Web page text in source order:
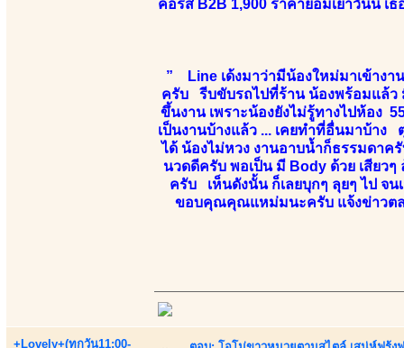
คอร์ส B2B 1,900 ราคาย่อมเยาวันนี้
” Line เด้งมาว่ามีน้องใหม่มาเข้างา
ครับ รีบขับรถไปที่ร้าน น้องพร้อมแล้ว
ขึ้นงาน เพราะน้องยังไม่รู้ทางไปห้อง
เป็นงานบ้างแล้ว ... เคยทำที่อื่นมาบ้า
ได้ น้องไม่หวง งานอาบน้ำก็ธรรมดาค
นวดดีครับ พอเป็น มี Body ด้วย เสียว
ครับ เห็นดังนั้น ก็เลยบุกๆ ลุยๆ ไป จ
ขอบคุณคุณแหม่มนะครับ แจ้งข่าวตล
+Lovely+(ทุกวัน11:00-